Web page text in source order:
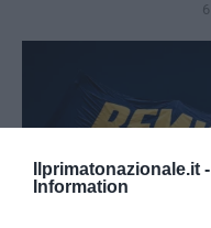
Ilprimatonazionale.it -
Information